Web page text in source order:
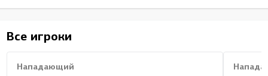
Все игроки
Нападающий